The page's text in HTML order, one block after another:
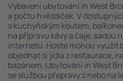
Vybavení ubytování in West
a počtu hvězdiček. V
s kuchyňským koutem,
na přípravu kávy a čaje, sadou
internetu. Hosté mohou využít
objednat si jídla z restaurace,
bazénem. Ubytování in West
se službou přepravy z nebo na